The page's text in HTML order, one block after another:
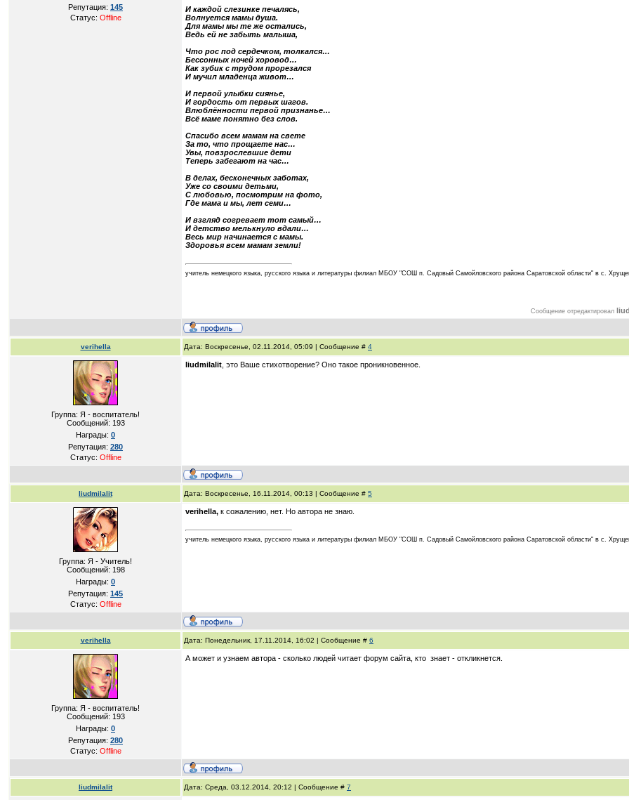
Репутация: 145
Статус: Offline
И каждой слезинке печалясь,
Волнуется мамы душа.
Для мамы мы те же остались,
Ведь ей не забыть малыша,
Что рос под сердечком, толкался…
Бессонных ночей хоровод…
Как зубик с трудом прорезался
И мучил младенца живот…
И первой улыбки сиянье,
И гордость от первых шагов.
Влюблённости первой признанье…
Всё маме понятно без слов.
Спасибо всем мамам на свете
За то, что прощаете нас…
Увы, повзрослевшие дети
Теперь забегают на час…
В делах, бесконечных заботах,
Уже со своими детьми,
С любовью, посмотрим на фото,
Где мама и мы, лет семи…
И взгляд согревает тот самый…
И детство мелькнуло вдали…
Весь мир начинается с мамы.
Здоровья всем мамам земли!
учитель немецкого языка, русского языка и литературы филиал МБОУ "СОШ п. Садовый Самойловского района Саратовской области" в с.
Сообщение отредактировал
verihella Дата: Воскресенье, 02.11.2014, 05:09 | Сообщение # 4
Группа: Я - воспитатель!
Сообщений: 193
Награды: 0
Репутация: 280
Статус: Offline
liudmilalit , это Ваше стихотворение? Оно такое проникновенное.
liudmilalit Дата: Воскресенье, 16.11.2014, 00:13 | Сообщение # 5
Группа: Я - Учитель!
Сообщений: 198
Награды: 0
Репутация: 145
Статус: Offline
verihella, к сожалению, нет. Но автора не знаю.
учитель немецкого языка, русского языка и литературы филиал МБОУ "СОШ п. Садовый Самойловского района Саратовской области" в с.
verihella Дата: Понедельник, 17.11.2014, 16:02 | Сообщение # 6
Группа: Я - воспитатель!
Сообщений: 193
Награды: 0
Репутация: 280
Статус: Offline
А может и узнаем автора - сколько людей читает форум сайта, кто знает - откликнется.
liudmilalit Дата: Среда, 03.12.2014, 20:12 | Сообщение # 7